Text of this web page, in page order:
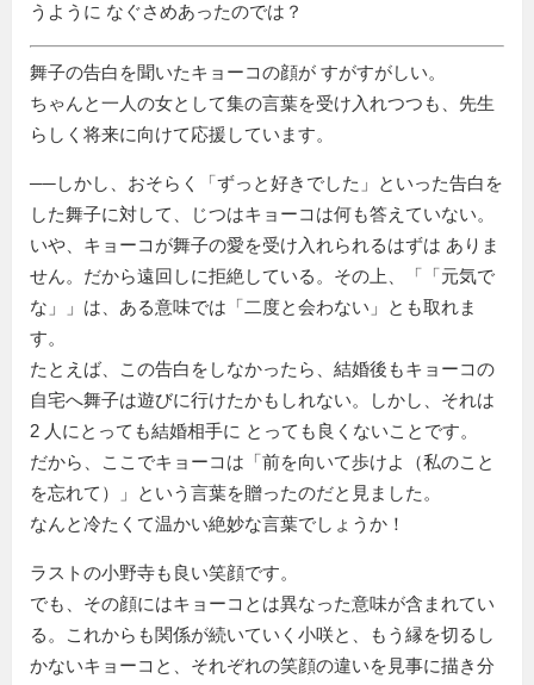
うように なぐさめあったのでは？
舞子の告白を聞いたキョーコの顔が すがすがしい。
ちゃんと一人の女として集の言葉を受け入れつつも、先生
らしく将来に向けて応援しています。
──しかし、おそらく「ずっと好きでした」といった告白を
した舞子に対して、じつはキョーコは何も答えていない。
いや、キョーコが舞子の愛を受け入れられるはずは ありま
せん。だから遠回しに拒絶している。その上、「
元気で
な
」は、ある意味では「二度と会わない」とも取れま
す。
たとえば、この告白をしなかったら、結婚後もキョーコの
自宅へ舞子は遊びに行けたかもしれない。しかし、それは
2 人にとっても結婚相手に とっても良くないことです。
だから、ここでキョーコは「前を向いて歩けよ（私のこと
を忘れて）」という言葉を贈ったのだと見ました。
なんと冷たくて温かい絶妙な言葉でしょうか！
ラストの小野寺も良い笑顔です。
でも、その顔にはキョーコとは異なった意味が含まれてい
る。これからも関係が続いていく小咲と、もう縁を切るし
かないキョーコと、それぞれの笑顔の違いを見事に描き分